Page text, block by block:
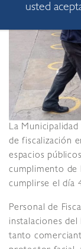
La
de fiscalización
espacios
cumplimento de
cumplirse el día
Personal de
instalaciones
tanto
usted